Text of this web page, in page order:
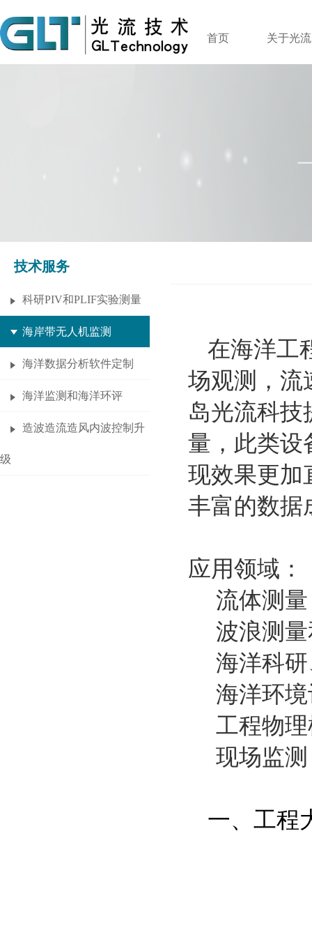
首页 关于光流
技术服务
科研PIV和PLIF实验测量
海岸带无人机监测
海洋数据分析软件定制
海洋监测和海洋环评
造波造流造风内波控制升
级
在海洋工
场观测，流
岛光流科技
量，此类设
现效果更加
丰富的数据
应用领域：
流体测量
波浪测
海洋科
海洋环
工程物
现场监测
一、工程